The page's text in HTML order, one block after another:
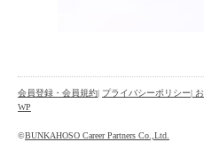
会員登録・会員規約| プライバシーポリシー|
WP
©BUNKAHOSO Career Partners Co.,Ltd.